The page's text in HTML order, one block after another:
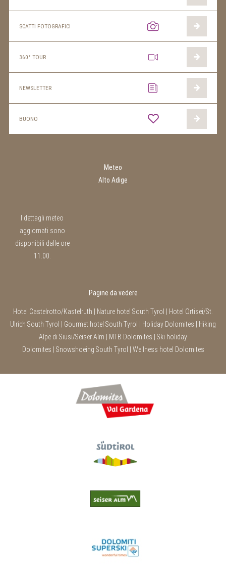
SCATTI FOTOGRAFICI
360° TOUR
NEWSLETTER
BUONO
Meteo
Alto Adige
I dettagli meteo
aggiornati sono
disponibili dalle ore
11.00.
Pagine da vedere
Hotel Castelrotto/Kastelruth Nature hotel South Tyrol
Hotel Ortisei/St.
Ulrich South Tyrol
Gourmet hotel South Tyrol Holiday Dolomites
Hiking
Alpe di Siusi/Seiser Alm
MTB Dolomites
Ski holiday
Dolomites
Snowshoeing South Tyrol Wellness hotel Dolomites